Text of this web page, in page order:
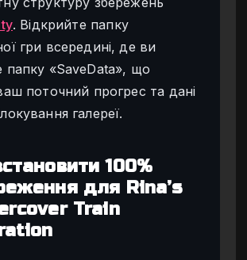
. Відкрийте папку
гри всередині, де ви
папку «SaveData», що
поточний прогрес та дані
галереї.
100%
для Rina’s
Train